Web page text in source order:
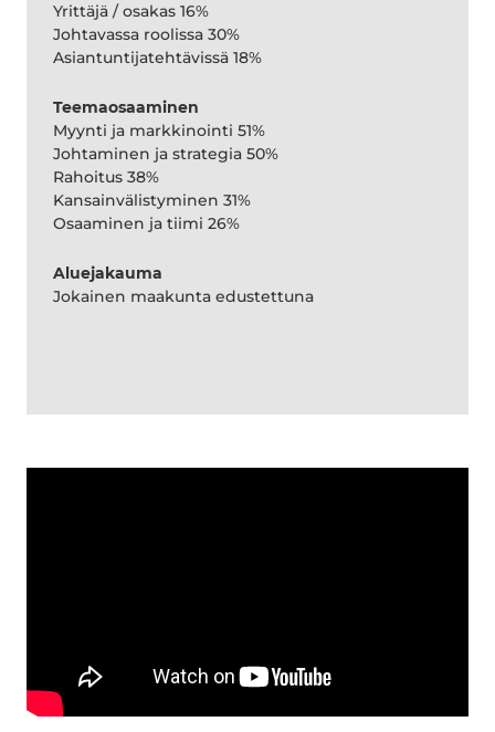
Yrittäjä / osakas 16%
Johtavassa roolissa 30%
Asiantuntijatehtävissä 18%
Teemaosaaminen
Myynti ja markkinointi 51%
Johtaminen ja strategia 50%
Rahoitus 38%
Kansainvälistyminen 31%
Osaaminen ja tiimi 26%
Aluejakauma
Jokainen maakunta edustettuna